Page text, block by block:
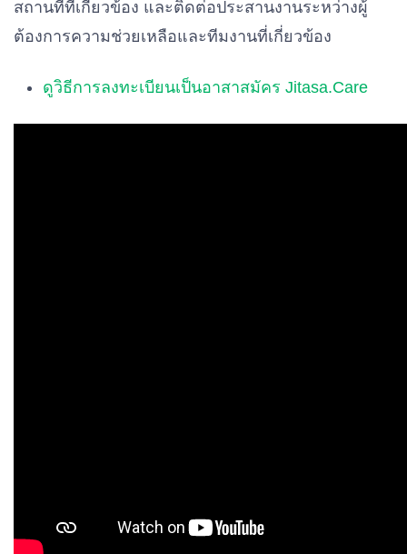
สถานที่ที่เกี่ยวข้อง และติดต่อประสานงานระหว่างผู้
ต้องการความช่วยเหลือและทีมงานที่เกี่ยวข้อง
ดูวิธีการลงทะเบียนเป็นอาสาสมัคร Jitasa.Care